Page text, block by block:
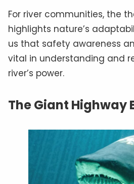
For river communities, the
highlights nature’s
us that safety awareness
vital in understanding and
river’s power.
The Giant Highway